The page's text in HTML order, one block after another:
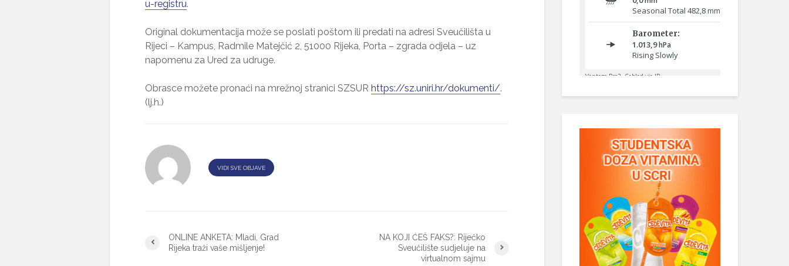
u-registru.
Original dokumentacija može se poslati poštom ili predati na adresi Sveučilišta u
Rijeci – Kampus, Radmile Matejčić 2, 51000 Rijeka, Porta – zgrada odjela – uz
napomenu za Ured za udruge.
Obrasce možete pronaći na mrežnoj stranici SZSUR https://sz.uniri.hr/dokumenti/.
(lj.h.)
VIDI SVE OBJAVE
ONLINE ANKETA: Mladi, Grad
Rijeka traži vaše mišljenje!
NA KOJI ĆEŠ FAKS?: Riječko
Sveučilište sudjeluje na
virtualnom sajmu